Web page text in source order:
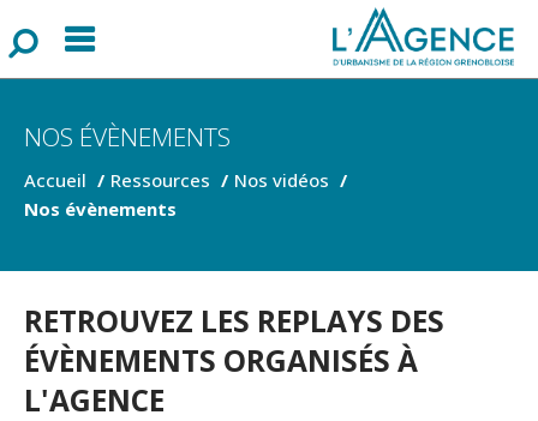
Menu
NOS ÉVÈNEMENTS
Accueil Ressources
Nos vidéos
Nos évènements
RETROUVEZ LES REPLAYS DES
ÉVÈNEMENTS ORGANISÉS À
L'AGENCE